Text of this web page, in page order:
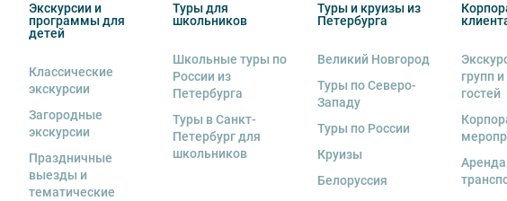
Экскурсии и
программы для
детей
Классические
экскурсии
Загородные
экскурсии
Праздничные
выезды и
тематические
Туры для
школьников
Школьные туры по
России из
Петербурга
Туры в Санкт-
Петербург для
школьников
Туры и круизы из
Петербурга
Великий Новгород
Туры по Северо-
Западу
Туры по России
Круизы
Белоруссия
групп
гостей